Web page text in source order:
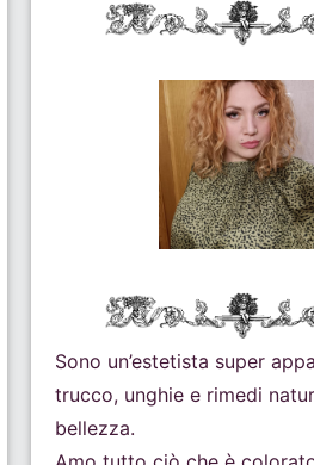
Sono un’estetista super
trucco, unghie e rimedi
bellezza.